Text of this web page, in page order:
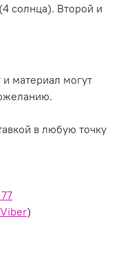
солнца). Второй и
материал могут
в любую точку
Viber)